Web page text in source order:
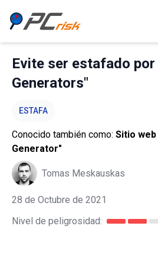
Evite ser estafado por
Generators"
ESTAFA
Conocido también como: Sitio
Generator"
Tomas Meskauskas
28 de Octubre de 2021
Nivel de peligrosidad: